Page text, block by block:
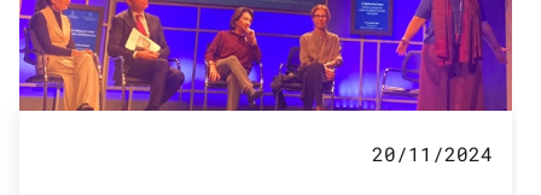
20/11/2024